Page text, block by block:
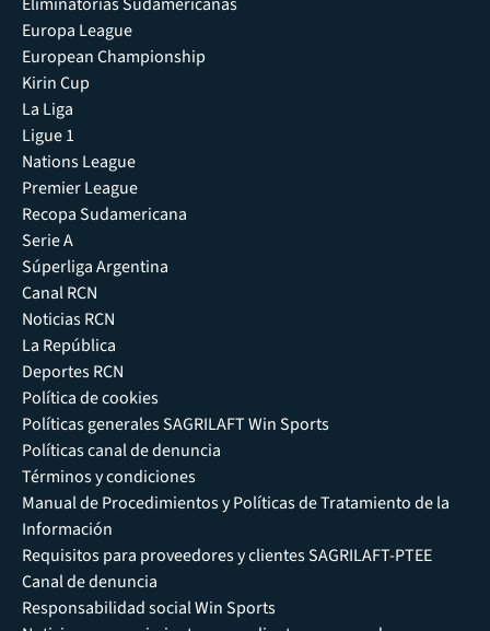
Europa League
European Championship
Kirin Cup
La Liga
Ligue 1
Nations League
Premier League
Recopa Sudamericana
Serie A
Súperliga Argentina
Canal RCN
Noticias RCN
La República
Deportes RCN
Política de cookies
Políticas generales SAGRILAFT Win Sports
Políticas canal de denuncia
Términos y condiciones
Manual de Procedimientos y Políticas de Tratamiento de la
Información
Requisitos para proveedores y clientes SAGRILAFT-PTEE
Canal de denuncia
Responsabilidad social Win Sports